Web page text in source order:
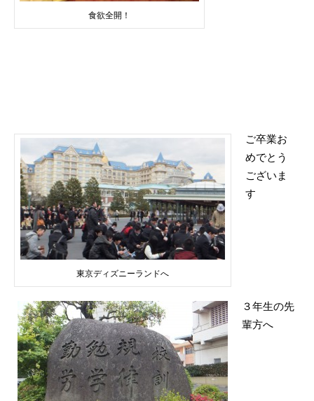
食欲全開！
東京ディズニーランドへ
ご卒業お
めでとう
ございま
す
３年生の先
輩方へ